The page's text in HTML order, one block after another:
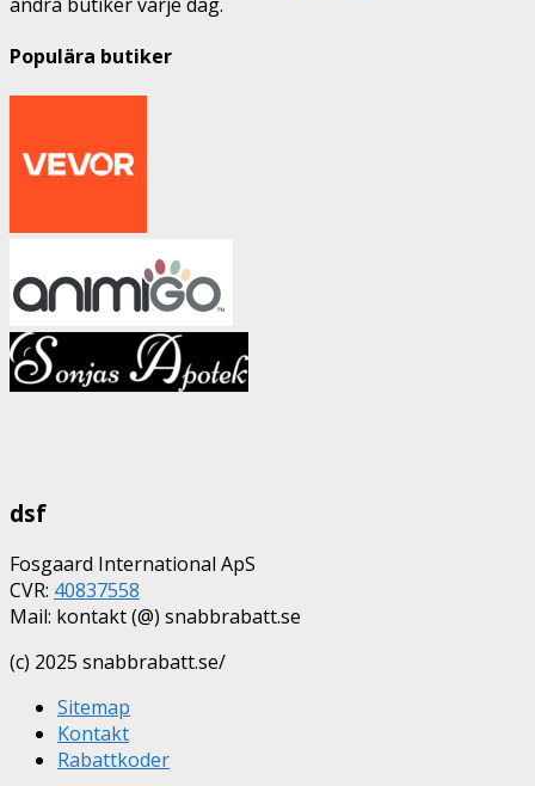
Populära butiker
dsf
Fosgaard International ApS
CVR: 40837558
Mail: kontakt (@) snabbrabatt.se
(c) 2025 snabbrabatt.se/
Sitemap
Kontakt
Rabattkoder